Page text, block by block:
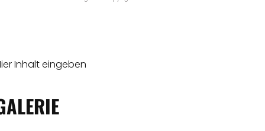
Inhalt eingeben